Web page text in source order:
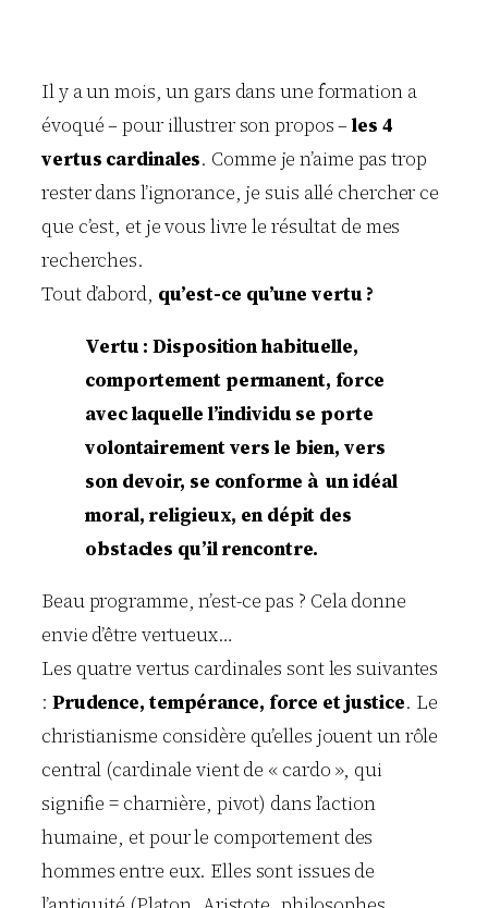
Il y a un mois, un gars dans une formation a
évoqué – pour illustrer son propos –les 4
vertus cardinales. Comme je n’aime pas trop
rester dans l’ignorance, je suis allé chercher ce
que c’est, et je vous livre le résultat de mes
recherches.
Tout d’abord, qu’est-ce qu’une vertu ?
Vertu : Disposition habituelle,
comportement permanent, force
avec laquelle l’individu se porte
volontairement vers le bien, vers
son devoir, se conforme à un idéal
moral, religieux, en dépit des
obstacles qu’il rencontre.
Beau programme, n’est-ce pas ? Cela donne
envie d’être vertueux…
Les quatre vertus cardinales sont les suivantes
: Prudence, tempérance, force et justice. Le
christianisme considère qu’elles jouent un rôle
central (cardinale vient de « cardo », qui
signifie = charnière, pivot) dans l’action
humaine, et pour le comportement des
hommes entre eux. Elles sont issues de